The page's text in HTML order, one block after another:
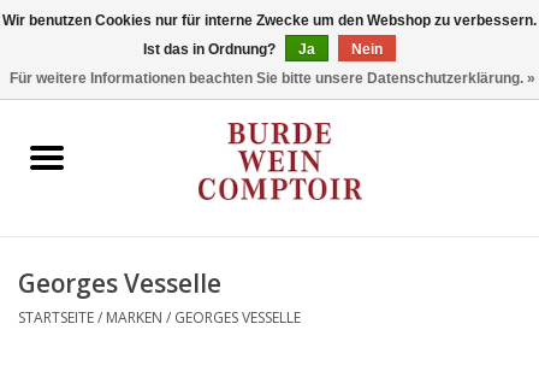
Stil
Georges Vesselle
STARTSEITE/ MARKEN / GEORGES VESSELLE
Wir benutzen Cookies nur für interne Zwecke um den Webshop zu verbessern.
Ist das in Ordnung?
Ja
Nein
Für weitere Informationen beachten Sie bitte unsere Datenschutzerklärung. »